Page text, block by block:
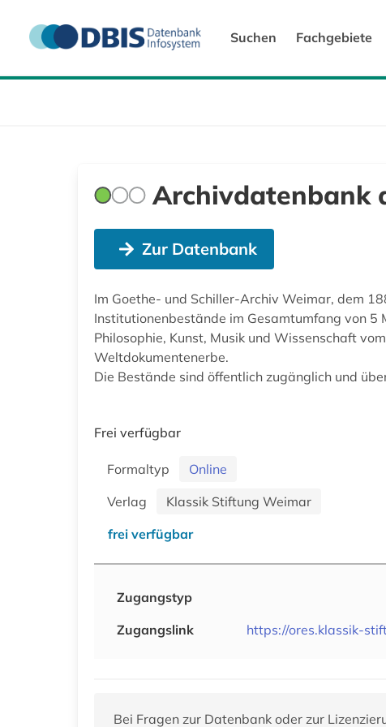
Suchen Fachgebiete
Archivdatenbank
Zur Datenbank
Im Goethe- und Schiller-Archiv Weimar, dem
Institutionenbestände im Gesamtumfang von 5
Philosophie, Kunst, Musik und Wissenschaft
Weltdokumentenerbe.
Die Bestände sind öffentlich zugänglich und
Frei verfügbar
Formaltyp
Online
Verlag
Klassik Stiftung Weimar
frei verfügbar
Zugangstyp
Zugangslink
https://ores.klassik-
Bei Fragen zur Datenbank oder zur